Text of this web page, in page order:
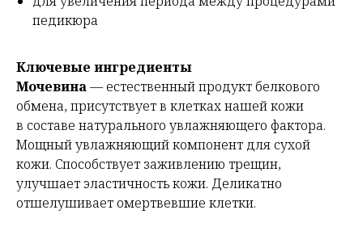
педикюра
Ключевые ингредиенты
Мочевина— естественный продукт белкового
обмена, присутствует в клетках нашей кожи
в составе натурального увлажняющего фактора.
Мощный увлажняющий компонент для сухой
кожи. Способствует заживлению трещин,
улучшает эластичность кожи. Деликатно
отшелушивает омертвевшие клетки.